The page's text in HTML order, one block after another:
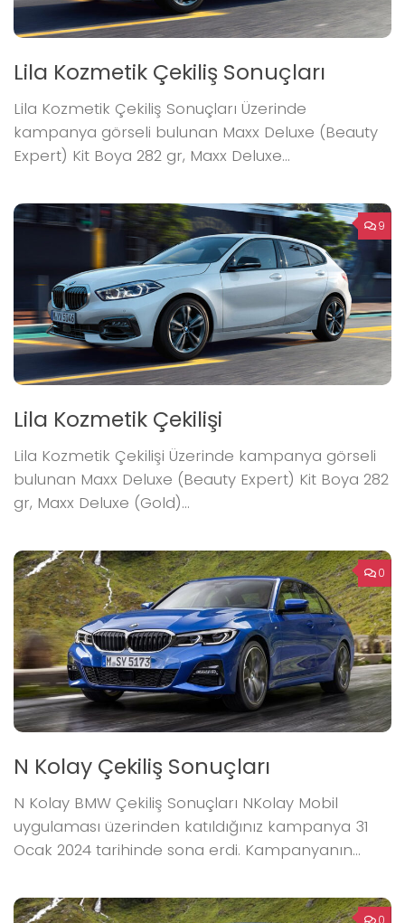
Lila Kozmetik Çekiliş Sonuçları
Lila Kozmetik Çekiliş Sonuçları Üzerinde
kampanya görseli bulunan Maxx Deluxe (Beauty
Expert) Kit Boya 282 gr, Maxx Deluxe...
9
Lila Kozmetik Çekilişi
Lila Kozmetik Çekilişi Üzerinde kampanya görseli
bulunan Maxx Deluxe (Beauty Expert) Kit Boya 282
gr, Maxx Deluxe (Gold)...
0
N Kolay Çekiliş Sonuçları
N Kolay BMW Çekiliş Sonuçları NKolay Mobil
uygulaması üzerinden katıldığınız kampanya 31
Ocak 2024 tarihinde sona erdi. Kampanyanın...
0